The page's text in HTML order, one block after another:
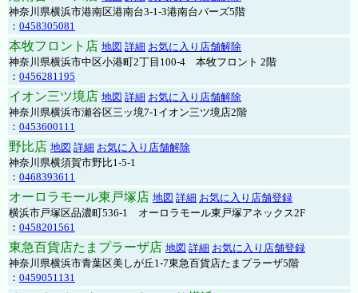
神奈川県横浜市港南区港南台3-1-3港南台バーズ5階
： 0458305081
本牧フロント店 地図 詳細 お気に入り店舗解除
神奈川県横浜市中区小港町2丁目100-4 本牧フロント 2階
： 0456281195
イオン三ツ境店 地図 詳細 お気に入り店舗解除
神奈川県横浜市瀬谷区三ッ境7-1イオン三ツ境店2階
： 0453600111
野比店 地図 詳細 お気に入り店舗解除
神奈川県横須賀市野比1-5-1
： 0468393611
オーロラモール東戸塚店 地図 詳細 お気に入り店舗登録
横浜市戸塚区品濃町536-1 オーロラモール東戸塚アネックス2F
： 0458201561
東急百貨店たまプラーザ店 地図 詳細 お気に入り店舗登録
神奈川県横浜市青葉区美しが丘1-7東急百貨店たまプラーザ5階
： 0459051131